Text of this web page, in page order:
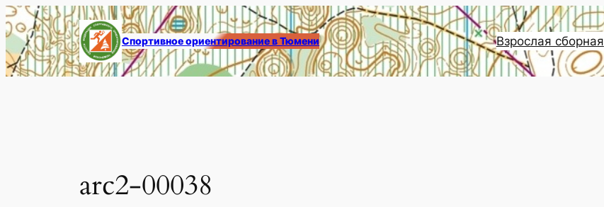
Перейти
к
содержимому
Спортивное ориентирование в Тюмени Взрослая сборная
arc2-00038